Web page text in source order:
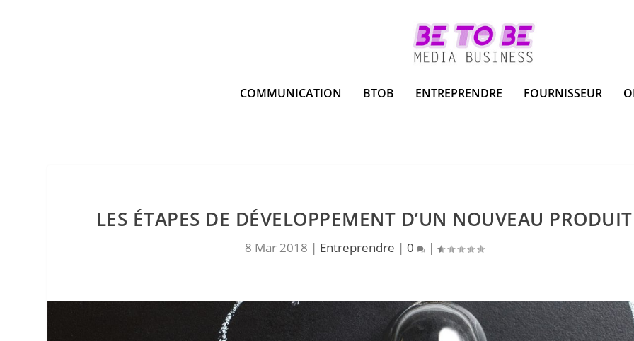
COMMUNICATION BTOB ENTREPRENDRE FOURNISSEUR
LES ÉTAPES DE DÉVELOPPEMENT D’UN NOUVEAU PRODUIT
8 Mar 2018 | Entreprendre | 0 |